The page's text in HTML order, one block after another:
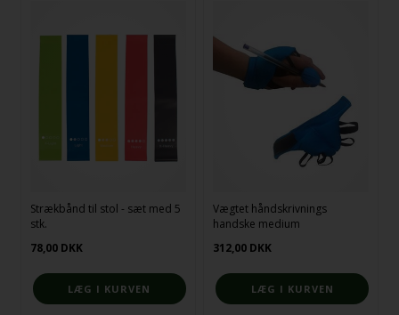
Strækbånd til stol - sæt med 5
stk.
78,00 DKK
Vægtet håndskrivnings
handske medium
312,00 DKK